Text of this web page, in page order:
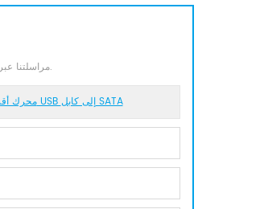
مراسلتنا عبر البريد الإلكتروني مع أي أسئلة أو استفسارات أو استخدام بيانات الاتصال الخاصة بنا. وسنكون سعداء للإجابة على أسئلتكم.
DTECH 0.2m USB 3.0 إلى SATA 22Pin محول خارجي 2.5 بوصة محرك SATA محرك أقراص صلبة خارجي كمبيوتر USB إلى كابل SATA